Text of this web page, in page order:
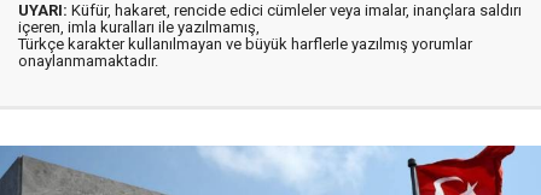
UYARI: Küfür, hakaret, rencide edici cümleler veya imalar, inançlara saldırı
içeren, imla kuralları ile yazılmamış,
Türkçe karakter kullanılmayan ve büyük harflerle yazılmış yorumlar
onaylanmamaktadır.